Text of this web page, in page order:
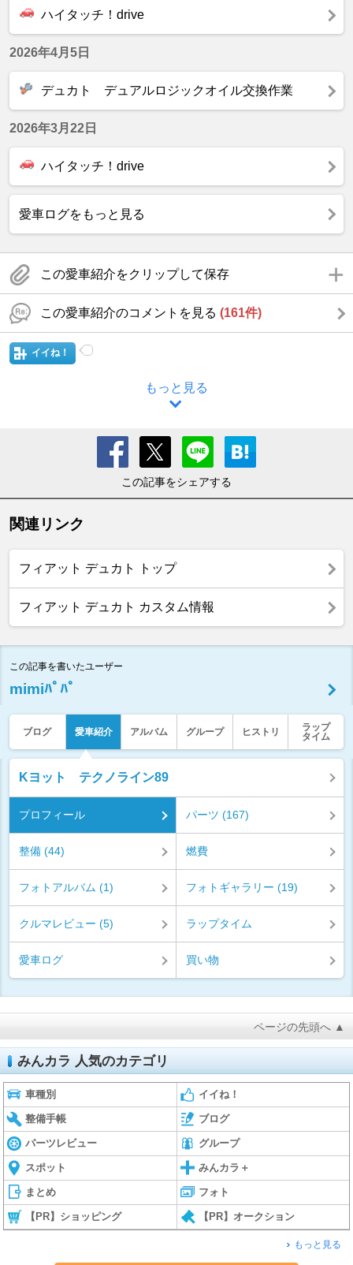
ハイタッチ！drive
2026年4月5日
デュカト デュアルロジックオイル交換作業
2026年3月22日
ハイタッチ！drive
愛車ログをもっと見る
この愛車紹介をクリップして保存
この愛車紹介のコメントを見る (161件)
イイね！
もっと見る
この記事をシェアする
関連リンク
フィアット デュカト トップ
フィアット デュカト カスタム情報
この記事を書いたユーザー
mimiﾊﾟﾊﾟ
ブログ 愛車紹介 アルバム グループ ヒストリ
ラップ
タイム
Kヨット テクノライン89
プロフィール パーツ (167)
整備 (44) 燃費
フォトアルバム (1) フォトギャラリー (19)
クルマレビュー (5) ラップタイム
愛車ログ 買い物
ページの先頭へ ▲
みんカラ 人気のカテゴリ
車種別 イイね！
整備手帳 ブログ
パーツレビュー グループ
スポット みんカラ＋
まとめ フォト
【PR】ショッピング 【PR】オークション
もっと見る